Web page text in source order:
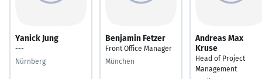
Yanick Jung
---
Nürnberg
Benjamin Fetzer
Front Office Manager
München
Andreas Max
Kruse
Head of Project
Management